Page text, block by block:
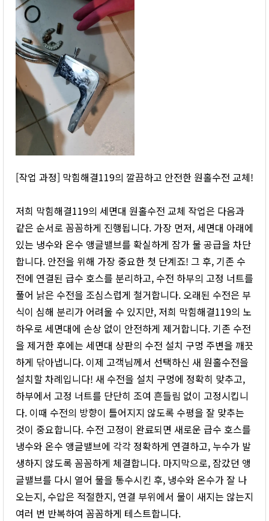
[작업 과정] 막힘해결119의 깔끔하고 안전한 원홀수전 교체!
저희 막힘해결119의 세면대 원홀수전 교체 작업은 다음과
같은 순서로 꼼꼼하게 진행됩니다. 가장 먼저, 세면대 아래에
있는 냉수와 온수 앵글밸브를 확실하게 잠가 물 공급을 차단
합니다. 안전을 위해 가장 중요한 첫 단계죠! 그 후, 기존 수
전에 연결된 급수 호스를 분리하고, 수전 하부의 고정 너트를
풀어 낡은 수전을 조심스럽게 철거합니다. 오래된 수전은 부
식이 심해 분리가 어려울 수 있지만, 저희 막힘해결119의 노
하우로 세면대에 손상 없이 안전하게 제거합니다. 기존 수전
을 제거한 후에는 세면대 상판의 수전 설치 구멍 주변을 깨끗
하게 닦아냅니다. 이제 고객님께서 선택하신 새 원홀수전을
설치할 차례입니다! 새 수전을 설치 구멍에 정확히 맞추고,
하부에서 고정 너트를 단단히 조여 흔들림 없이 고정시킵니
다. 이때 수전의 방향이 틀어지지 않도록 수평을 잘 맞추는
것이 중요합니다. 수전 고정이 완료되면 새로운 급수 호스를
냉수와 온수 앵글밸브에 각각 정확하게 연결하고, 누수가 발
생하지 않도록 꼼꼼하게 체결합니다. 마지막으로, 잠갔던 앵
글밸브를 다시 열어 물을 통수시킨 후, 냉수와 온수가 잘 나
오는지, 수압은 적절한지, 연결 부위에서 물이 새지는 않는지
여러 번 반복하여 꼼꼼하게 테스트합니다.